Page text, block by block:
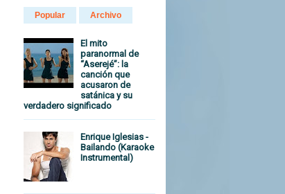
Popular Archivo
El mito
paranormal de
“Aserejé”: la
canción que
acusaron de
satánica y su
verdadero significado
Enrique Iglesias -
Bailando (Karaoke
Instrumental)